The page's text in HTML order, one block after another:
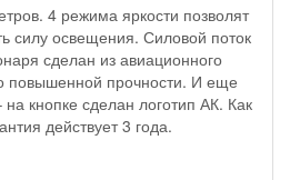
4 режима яркости позволят
силу освещения. Силовой поток
сделан из авиационного
повышенной прочности. И еще
кнопке сделан логотип АК. Как
действует 3 года.